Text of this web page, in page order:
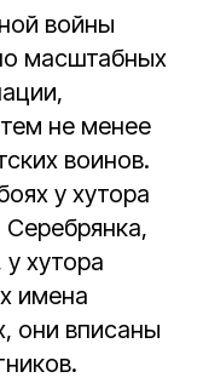
войны
масштабных
не менее
воинов.
у хутора
хутора
имена
они вписаны